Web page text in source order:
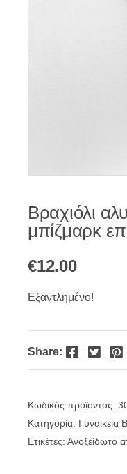
Βραχιόλι
μπίζμαρκ
€12.00
Εξαντλημένο!
Share: Facebook Twitter Pinterest
Κωδικός προϊόντος:
Κατηγορία: Γυναικεία
Ετικέτες: Ανοξείδωτο